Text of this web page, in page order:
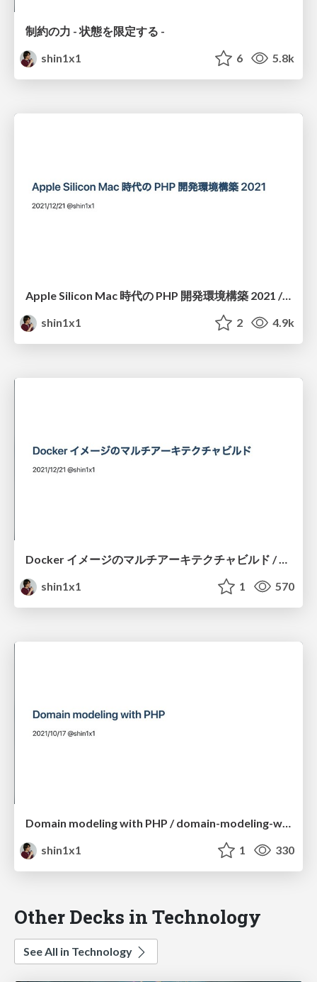
制約の力 - 状態を限定する -
shin1x1
6 5.8k
Apple Silicon Mac 時代の PHP 開発環境構築 2021 / php-dev-env-on-m1-mac-era
shin1x1
2 4.9k
Docker イメージのマルチアーキテクチャビルド / docker-muti-arch-build
shin1x1
1 570
Domain modeling with PHP / domain-modeling-with-php-en
shin1x1
1 330
Other Decks in Technology
See All in Technology